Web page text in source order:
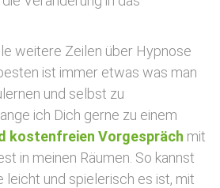
weitere Zeilen über Hypnose
ist immer etwas was man
und selbst zu
ich Dich gerne zu einem
kostenfreien Vorgespräch mit
in meinen Räumen. So kannst
leicht und spielerisch es ist, mit